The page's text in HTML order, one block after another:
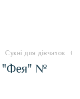
Сукні для дівчаток
"Фея" №